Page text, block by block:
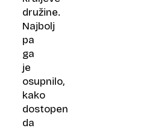
družine.
Najbolj
pa
ga
je
osupnilo,
kako
dostopen
da